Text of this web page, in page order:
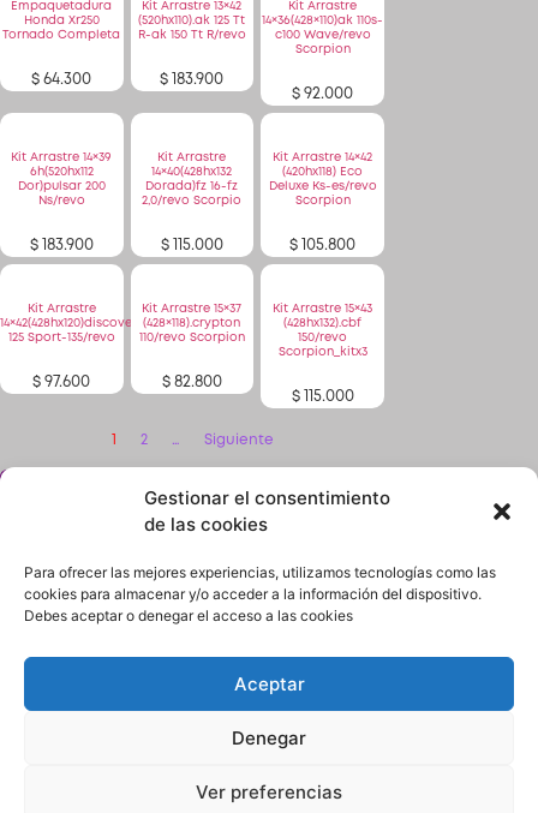
Gestionar el consentimiento
de las cookies
Para ofrecer las mejores experiencias, utilizamos tecnologías como las
cookies para almacenar y/o acceder a la información del dispositivo.
Debes aceptar o denegar el acceso a las cookies
Aceptar
Denegar
Ver preferencias
Registrarse
Empaquetadura
Honda Xr250
Tornado Completa
$ 64.300
Kit Arrastre 13×42
(520hx110).ak 125 Tt
R-ak 150 Tt R/revo
$ 183.900
Kit Arrastre
14×36(428×110)ak 110s-
c100 Wave/revo
Scorpion
$ 92.000
Kit Arrastre 14×39
6h(520hx112
Dor)pulsar 200
Ns/revo
$183.900
Kit Arrastre
14×40(428hx132
Dorada)fz 16-fz
2,0/revo Scorpio
$115.000
Kit Arrastre 14×42
(420hx118) Eco
Deluxe Ks-es/revo
Scorpion
$ 105.800
Kit Arrastre
14×42(428hx120)discover
125 Sport-135/revo
$ 97.600
Kit Arrastre 15×37
(428×118).crypton
110/revo Scorpion
$82.800
Kit Arrastre 15×43
(428hx132).cbf
150/revo
Scorpion_kitx3
$115.000
2 … Siguiente
¿No encuentras lo que buscas? solicítalo dando
click aquí y en 24 horas o menos te lo encontramos.
Política de Privacidad
Contacto